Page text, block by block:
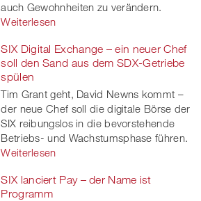
auch Gewohnheiten zu verändern.
Weiterlesen
SIX Digital Exchange – ein neuer Chef
soll den Sand aus dem SDX-Getriebe
spülen
Tim Grant geht, David Newns kommt –
der neue Chef soll die digitale Börse der
SIX reibungslos in die bevorstehende
Betriebs- und Wachstumsphase führen.
Weiterlesen
SIX lanciert Pay – der Name ist
Programm